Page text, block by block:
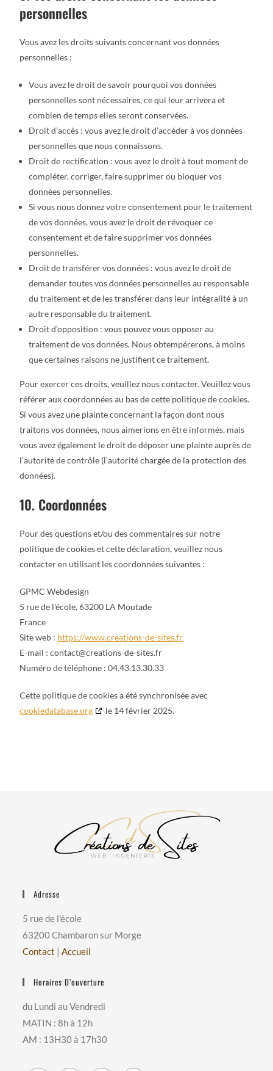
personnelles
Vous avez les droits suivants concernant vos données
personnelles :
Vous avez le droit de savoir pourquoi vos données
personnelles sont nécessaires, ce qui leur arrivera et
combien de temps elles seront conservées.
Droit d’accès : vous avez le droit d’accéder à vos données
personnelles que nous connaissons.
Droit de rectification : vous avez le droit à tout moment de
compléter, corriger, faire supprimer ou bloquer vos
données personnelles.
Si vous nous donnez votre consentement pour le traitement
de vos données, vous avez le droit de révoquer ce
consentement et de faire supprimer vos données
personnelles.
Droit de transférer vos données : vous avez le droit de
demander toutes vos données personnelles au responsable
du traitement et de les transférer dans leur intégralité à un
autre responsable du traitement.
Droit d’opposition : vous pouvez vous opposer au
traitement de vos données. Nous obtempérerons, à moins
que certaines raisons ne justifient ce traitement.
Pour exercer ces droits, veuillez nous contacter. Veuillez vous
référer aux coordonnées au bas de cette politique de cookies.
Si vous avez une plainte concernant la façon dont nous
traitons vos données, nous aimerions en être informés, mais
vous avez également le droit de déposer une plainte auprès de
l’autorité de contrôle (l’autorité chargée de la protection des
données).
10. Coordonnées
Pour des questions et/ou des commentaires sur notre
politique de cookies et cette déclaration, veuillez nous
contacter en utilisant les coordonnées suivantes :
GPMC Webdesign
5 rue de l'école, 63200 LA Moutade
France
Site web : https://www.creations-de-sites.fr
E-mail :contact@creations-de-sites.fr
Numéro de téléphone : 04.43.13.30.33
Cette politique de cookies a été synchronisée avec
cookiedatabase.org
le 14 février 2025.
Adresse
5 rue de l'école
63200 Chambaron sur Morge
Contact |Accueil
Horaires D’ouverture
du Lundi au Vendredi
MATIN : 8h à 12h
AM : 13H30 à 17h30